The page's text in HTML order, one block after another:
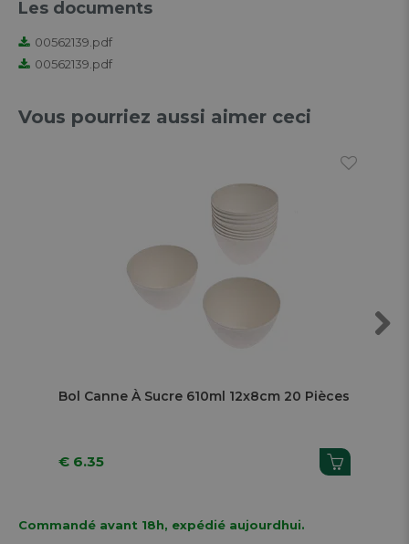
Les documents
00562139.pdf
00562139.pdf
Vous pourriez aussi aimer ceci
Bol Canne À Sucre 610ml 12x8cm 20 Pièces
€ 6.35
Commandé avant 18h, expédié aujourdhui.